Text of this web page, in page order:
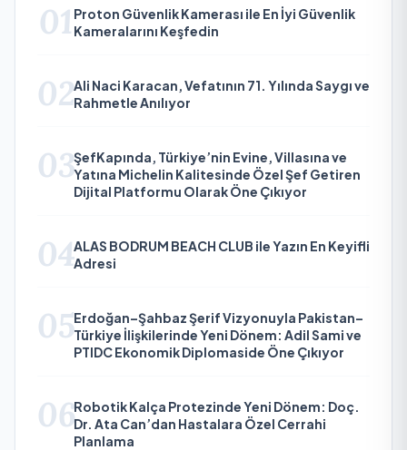
01 Proton Güvenlik Kamerası ile En İyi Güvenlik
Kameralarını Keşfedin
02Ali Naci Karacan, Vefatının 71. Yılında Saygı ve
Rahmetle Anılıyor
03ŞefKapında, Türkiye’nin Evine, Villasına ve
Yatına Michelin Kalitesinde Özel Şef Getiren
Dijital Platformu Olarak Öne Çıkıyor
04ALAS BODRUM BEACH CLUB ile Yazın En Keyifli
Adresi
05Erdoğan–Şahbaz Şerif Vizyonuyla Pakistan–
Türkiye İlişkilerinde Yeni Dönem: Adil Sami ve
PTIDC Ekonomik Diplomaside Öne Çıkıyor
06Robotik Kalça Protezinde Yeni Dönem: Doç.
Dr. Ata Can’dan Hastalara Özel Cerrahi
Planlama